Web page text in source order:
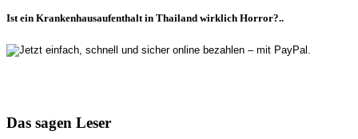
Ist ein Krankenhausaufenthalt in Thailand wirklich Horror?..
Das sagen Leser